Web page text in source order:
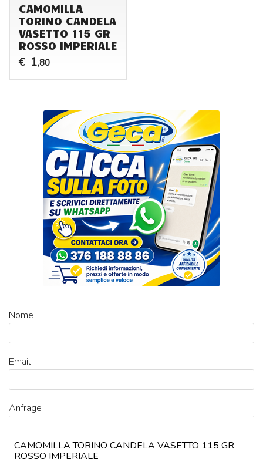
CAMOMILLA
TORINO CANDELA
VASETTO 115 GR
ROSSO IMPERIALE
€ 1,80
Nome
Email
Anfrage